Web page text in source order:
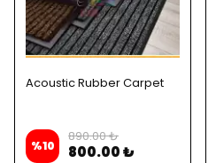
Acoustic Rubber Carpet
%10
890.00 ₺
800.00 ₺